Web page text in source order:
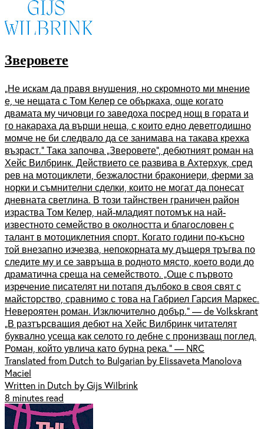
Зверовете
„Не искам да правя внушения, но скромното ми мнение
е, че нещата с Том Келер се объркаха, още когато
двамата му чичовци го заведоха посред нощ в гората и
го накараха да върши неща, с които едно деветгодишно
момче не би следвало да се занимава на такава крехка
възраст.“ Така започва „Зверовете“, дебютният роман на
Хейс Вилбринк. Действието се развива в Ахтерхук, сред
рев на мотоциклети, безжалостни бракониери, ферми за
норки и съмнителни сделки, които не могат да понесат
дневната светлина. В този тайнствен граничен район
израства Том Келер, най-младият потомък на най-
известното семейство в околността и благословен с
талант в мотоциклетния спорт. Когато години по-късно
той внезапно изчезва, непокорната му дъщеря тръгва по
следите му и се завръща в родното място, което води до
драматична среща на семейството. „Още с първото
изречение писателят ни потапя дълбоко в своя свят с
майсторство, сравнимо с това на Габриел Гарсия Маркес.
Невероятен роман. Изключително добър.“ — de Volkskrant
„В разтърсващия дебют на Хейс Вилбринк читателят
буквално усеща как селото го дебне с пронизващ поглед.
Роман, който увлича като бурна река.“ — NRC
Translated from Dutch to Bulgarian by Elissaveta Manolova
Maciel
Written in Dutch by Gijs Wilbrink
8 minutes read